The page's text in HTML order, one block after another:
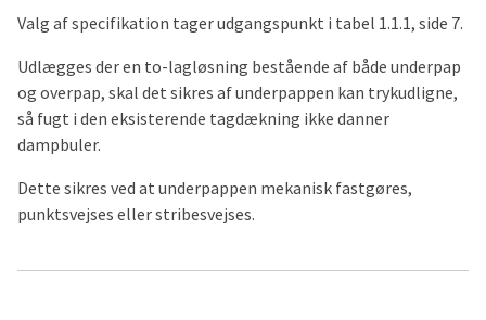
Valg af specifikation tager udgangspunkt i tabel 1.1.1, side 7.
Udlægges der en to-lagløsning bestående af både underpap
og overpap, skal det sikres af underpappen kan trykudligne,
så fugt i den eksisterende tagdækning ikke danner
dampbuler.
Dette sikres ved at underpappen mekanisk fastgøres,
punktsvejses eller stribesvejses.